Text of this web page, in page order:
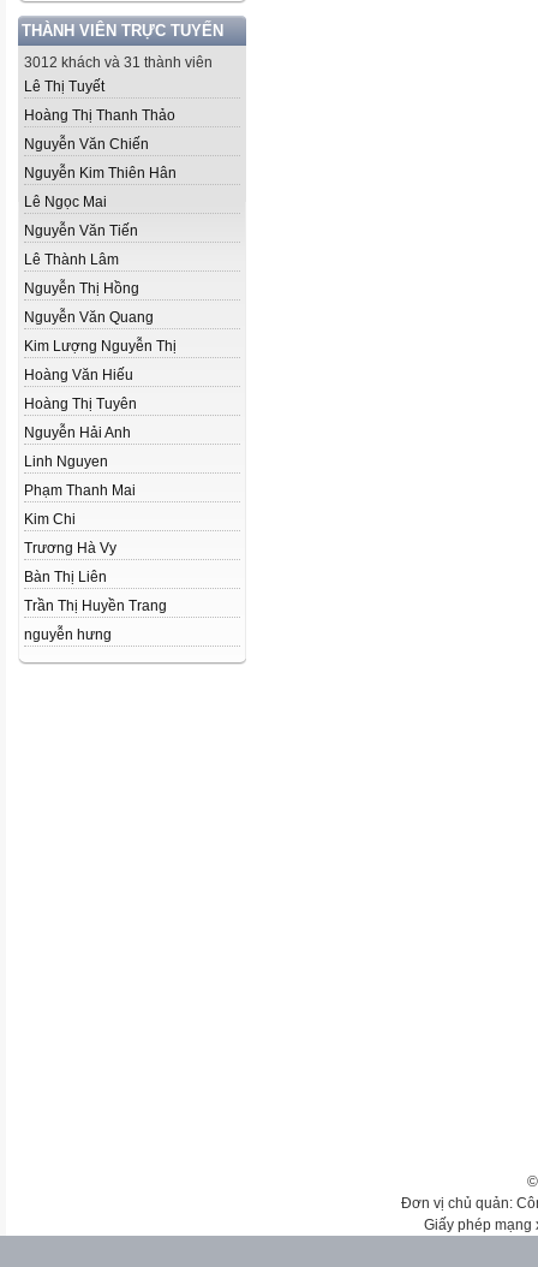
THÀNH VIÊN TRỰC TUYẾN
3012 khách và 31 thành viên
Lê Thị Tuyết
Hoàng Thị Thanh Thảo
Nguyễn Văn Chiến
Nguyễn Kim Thiên Hân
Lê Ngọc Mai
Nguyễn Văn Tiến
Lê Thành Lâm
Nguyễn Thị Hồng
Nguyễn Văn Quang
Kim Lượng Nguyễn Thị
Hoàng Văn Hiếu
Hoàng Thị Tuyên
Nguyễn Hải Anh
Linh Nguyen
Phạm Thanh Mai
Kim Chi
Trương Hà Vy
Bàn Thị Liên
Trần Thị Huyền Trang
nguyễn hưng
Đơn vị chủ quản:
Giấy phép mạng